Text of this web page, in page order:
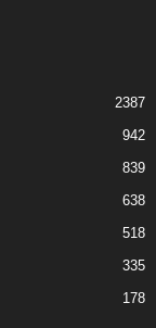
2387
942
839
638
518
335
178